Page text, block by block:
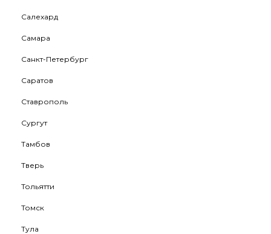
Салехард
Самара
Санкт-Петербург
Саратов
Ставрополь
Сургут
Тамбов
Тверь
Тольятти
Томск
Тула